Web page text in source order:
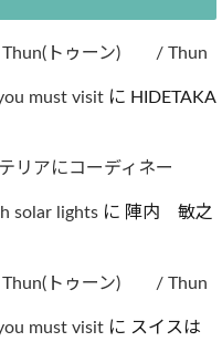
Thun(トゥーン) / Thun
must visit に HIDETAKA
リアにコーディネー
solar lights に 陣内 敏之
Thun(トゥーン) / Thun
must visit に スイスは